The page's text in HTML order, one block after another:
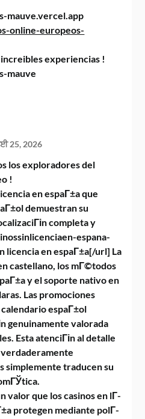
mauve.vercel.app
online-europeos-
experiencias !
mauve
25, 2026
los exploradores del
!
en espaГ±a que
demuestran su
completa y
espana-
licencia en espaГ±a[/url] La
castellano, los mГ©todos
y el soporte nativo en
Las promociones
espaГ±ol
genuinamente valorada
Esta atenciГіn al detalle
simplemente traducen su
valor que los casinos en lГ­
protegen mediante polГ­